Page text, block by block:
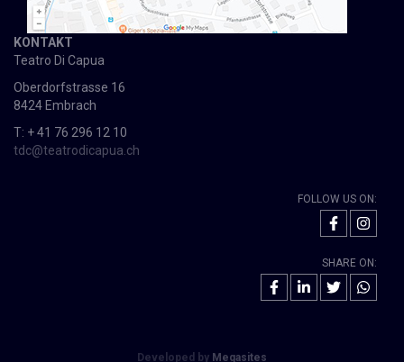
KONTAKT
Teatro Di Capua
Oberdorfstrasse 16
8424 Embrach
T: + 41 76 296 12 10
tdc@teatrodicapua.ch
FOLLOW US ON:
SHARE ON:
Developed by Megasites